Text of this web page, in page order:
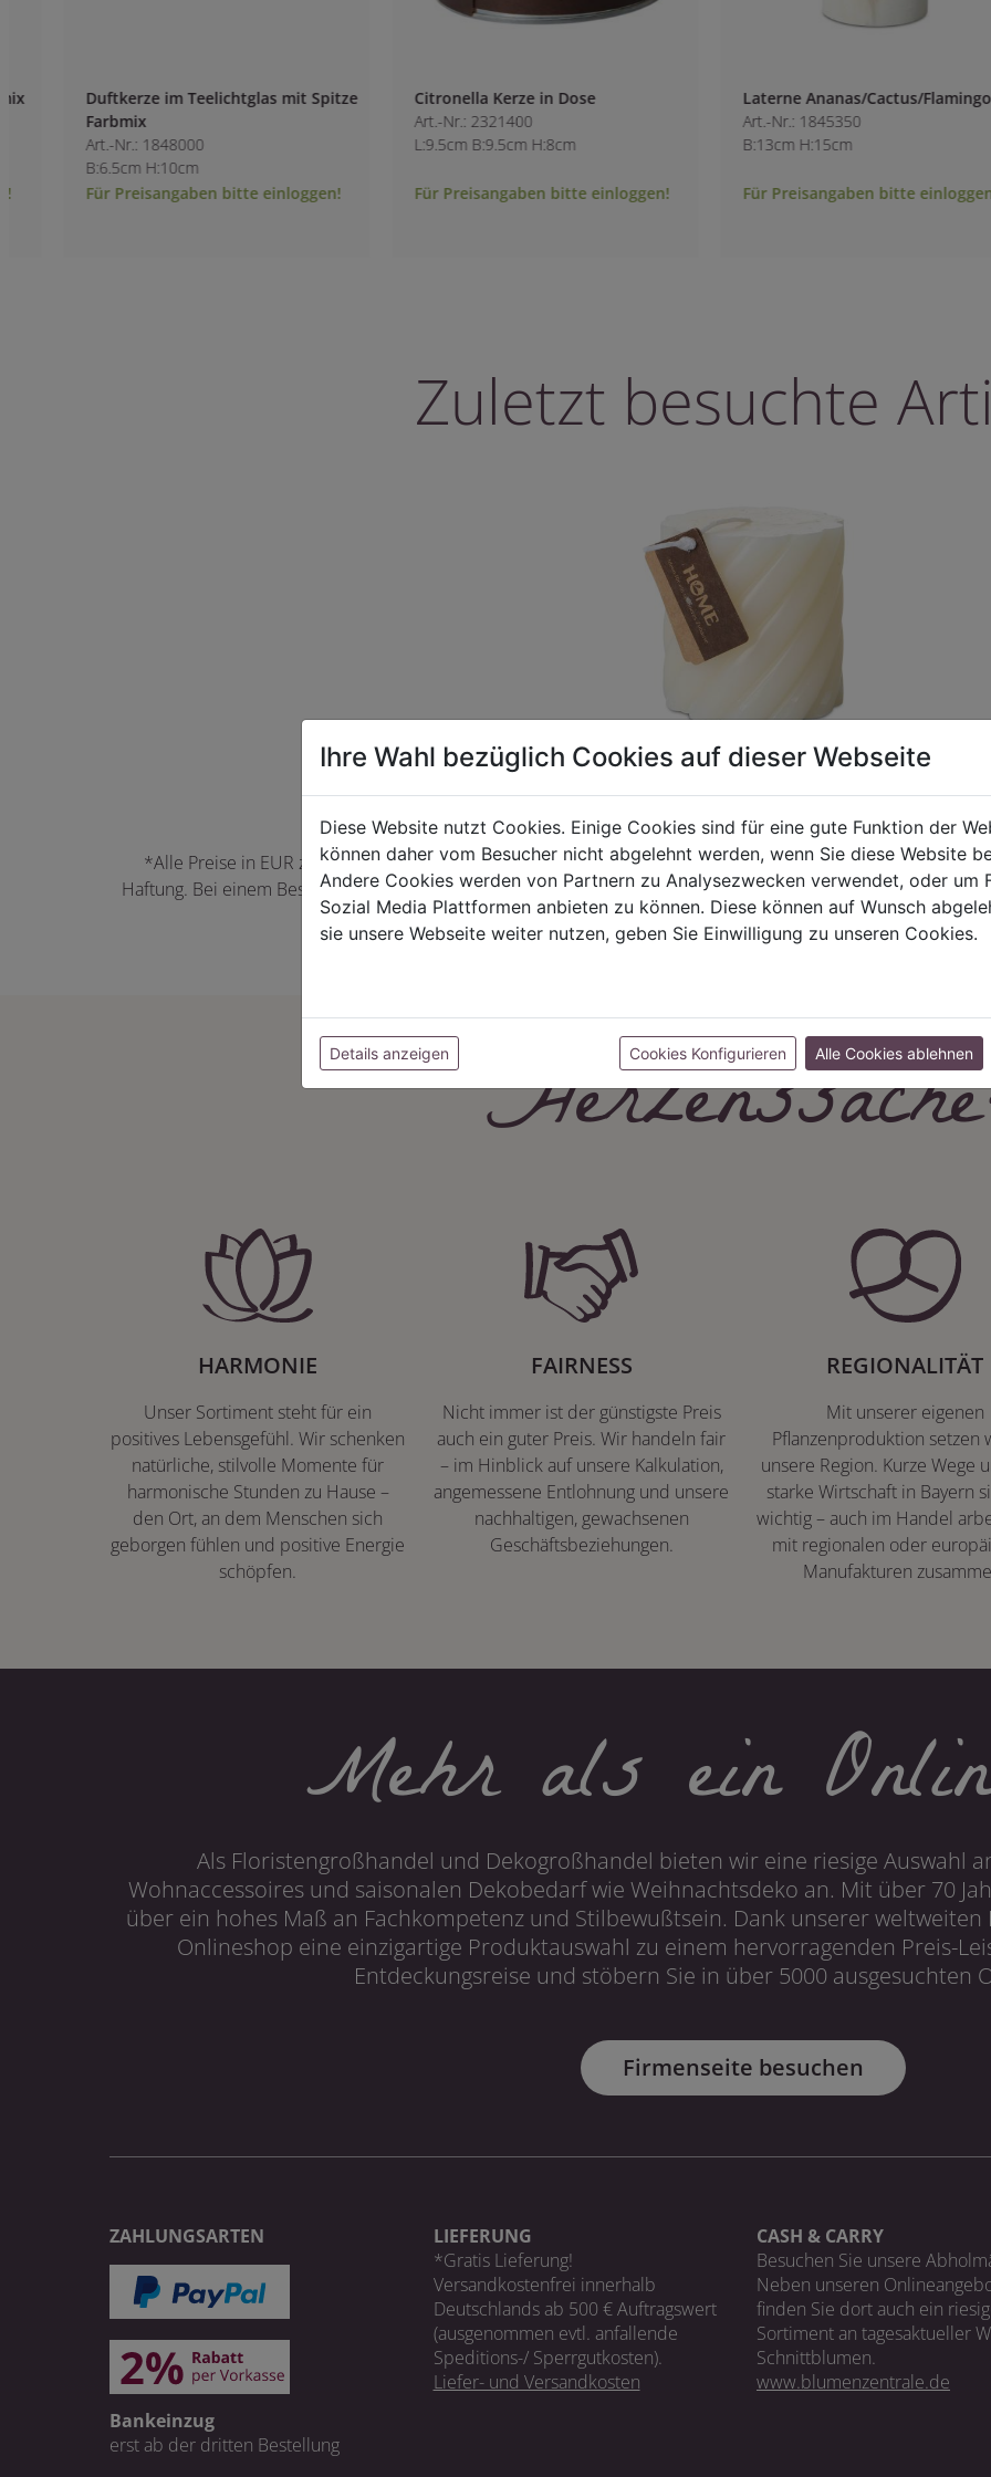
Duftkerze im Teelichtglas mit Spitze
Farbmix
Art.-Nr.: 1848000
B:6.5cm H:10cm
Für Preisangaben bitte einloggen!
Citronella Kerze in Dose
Art.-Nr.: 2321400
L:9.5cm B:9.5cm H:8cm
Für Preisangaben bitte einloggen!
Laterne Ananas/Cactus/Flamingo
Art.-Nr.: 1845350
B:13cm H:15cm
Für Preisangaben bitte einloggen!
Zuletzt besuchte
*Alle Preise in EUR zzgl. der jeweils gültigen Mehrwertsteuer und Versandkosten. Für Irrtümer und
Haftung. Bei einem Bestellwert unter 50,00 EUR behalten wir uns die Berechnung eines
können Farbabweichungen zwischen der Bildschirmdarstellung und dem
HARMONIE
Unser Sortiment steht für ein
positives Lebensgefühl. Wir schenken
natürliche, stilvolle Momente für
harmonische Stunden zu Hause –
den Ort, an dem Menschen sich
geborgen fühlen und positive Energie
schöpfen.
FAIRNESS
Nicht immer ist der günstigste Preis
auch ein guter Preis. Wir handeln fair
– im Hinblick auf unsere Kalkulation,
angemessene Entlohnung und unsere
nachhaltigen, gewachsenen
Geschäftsbeziehungen.
REGIONALITÄT
Mit unserer eigenen
Pflanzenproduktion setzen
unsere Region. Kurze Wege
starke Wirtschaft in Bayern
wichtig – auch im Handel
mit regionalen oder
Manufakturen
Mehr als ein
Als Floristengroßhandel und Dekogroßhandel bieten wir eine riesige Auswahl
Wohnaccessoires und saisonalen Dekobedarf wie Weihnachtsdeko an. Mit über 70
über ein hohes Maß an Fachkompetenz und Stilbewußtsein. Dank unserer
Onlineshop eine einzigartige Produktauswahl zu einem hervorragenden Preis-
Entdeckungsreise und stöbern Sie in über 5000 ausgesuchten
Firmenseite besuchen
ZAHLUNGSARTEN
Bankeinzug
erst ab der dritten Bestellung
LIEFERUNG
*Gratis Lieferung!
Versandkostenfrei innerhalb
Deutschlands ab 500 € Auftragswert
(ausgenommen evtl. anfallende
Speditions-/ Sperrgutkosten).
Liefer- und Versandkosten
CASH & CARRY
Besuchen Sie unsere
Neben unseren
finden Sie dort auch ein
Sortiment an tagesaktueller
Schnittblumen.
www.blumenzentrale.de
Ihre Wahl bezüglich Cookies auf dieser Webseite
Diese Website nutzt Cookies. Einige Cookies sind für eine gute Funktion der
können daher vom Besucher nicht abgelehnt werden, wenn Sie diese Website
Andere Cookies werden von Partnern zu Analysezwecken verwendet, oder um
Sozial Media Plattformen anbieten zu können. Diese können auf Wunsch
sie unsere Webseite weiter nutzen, geben Sie Einwilligung zu unseren Cookies.
Details anzeigen Cookies Konfigurieren Alle Cookies ablehnen